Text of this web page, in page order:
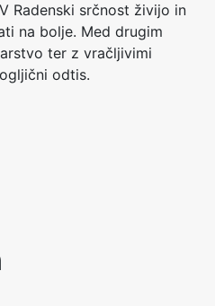
Radenski srčnost živijo in
na bolje. Med drugim
ter z vračljivimi
odtis.